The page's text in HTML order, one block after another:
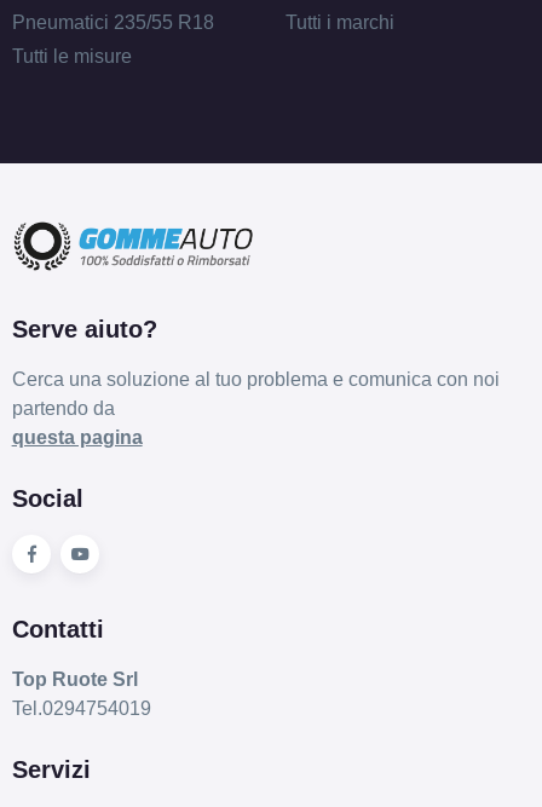
Pneumatici 235/55 R18
Tutti le misure
Tutti i marchi
Serve aiuto?
Cerca una soluzione al tuo problema e comunica con noi
partendo da
questa pagina
Social
Contatti
Top Ruote Srl
Tel.0294754019
Servizi